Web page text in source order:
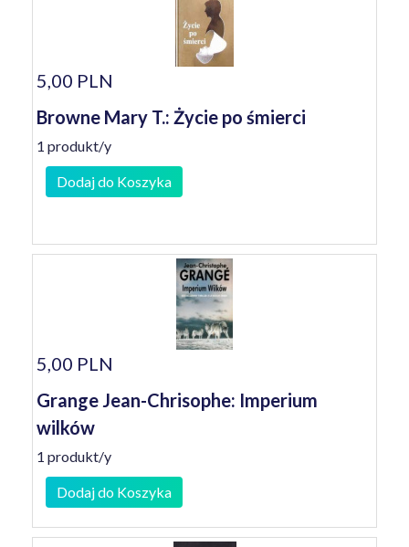
5,00 PLN
Browne Mary T.: Życie po śmierci
1 produkt/y
Dodaj do Koszyka
5,00 PLN
Grange Jean-Chrisophe: Imperium
wilków
1 produkt/y
Dodaj do Koszyka